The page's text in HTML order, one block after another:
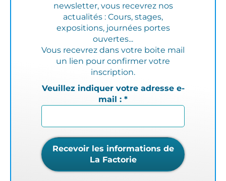
newsletter, vous recevrez nos
actualités : Cours, stages,
expositions, journées portes
ouvertes...
Vous recevrez dans votre boite mail
un lien pour confirmer votre
inscription.
Veuillez indiquer votre adresse e-
mail : *